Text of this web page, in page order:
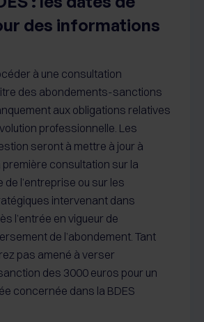
des informations
à une consultation
des abondements-sanctions
aux obligations relatives
professionnelle. Les
seront à mettre à jour à
première consultation sur la
de l’entreprise ou sur les
intervenant dans
l’entrée en vigueur de
de l’abondement. Tant
pas amené à verser
des 3000 euros pour un
concernée dans la BDES